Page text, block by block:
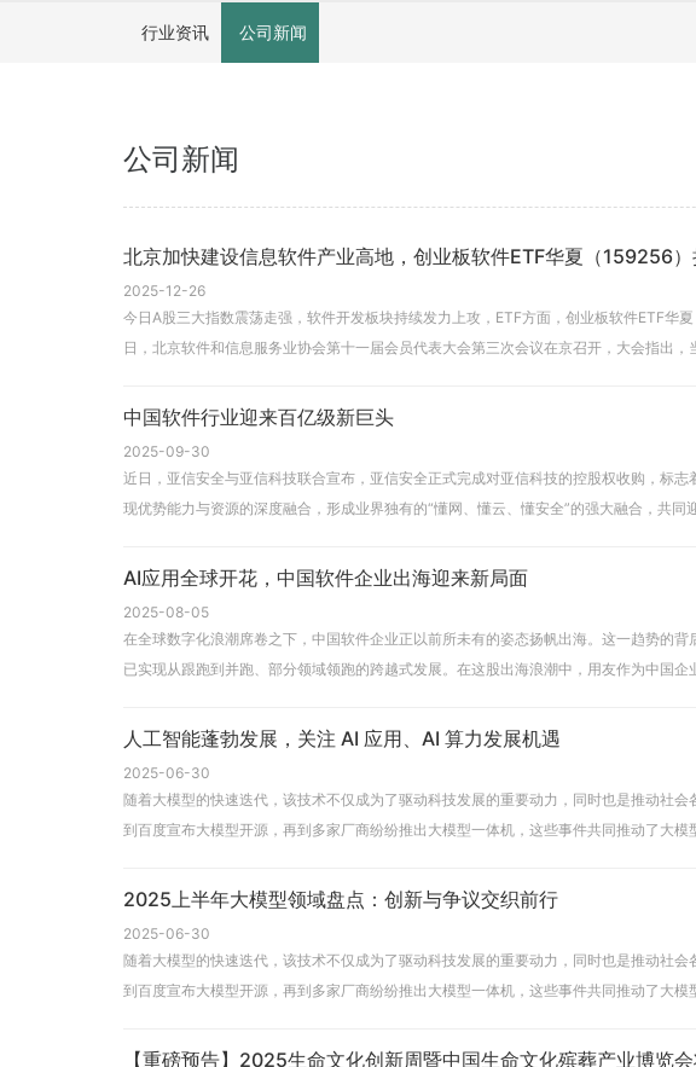
行业资讯 公司新闻
公司新闻
北京加快建设信息软件产业高地，创业板软件ETF华夏（159256
2025-12-26
今日A股三大指数震荡走强，软件开发板块持续发力上攻，ETF方面，创业板软件ETF华
日，北京软件和信息服务业协会第十一届会员代表大会第三次会议在京召开，大会指出
中国软件行业迎来百亿级新巨头
2025-09-30
近日，亚信安全与亚信科技联合宣布，亚信安全正式完成对亚信科技的控股权收购，标
现优势能力与资源的深度融合，形成业界独有的“懂网、懂云、懂安全”的强大融合，共
AI应用全球开花，中国软件企业出海迎来新局面
2025-08-05
在全球数字化浪潮席卷之下，中国软件企业正以前所未有的姿态扬帆出海。这一趋势的
已实现从跟跑到并跑、部分领域领跑的跨越式发展。在这股出海浪潮中，用友作为中国
人工智能蓬勃发展，关注 AI 应用、AI 算力发展机遇
2025-06-30
随着大模型的快速迭代，该技术不仅成为了驱动科技发展的重要动力，同时也是推动
到百度宣布大模型开源，再到多家厂商纷纷推出大模型一体机，这些事件共同推动了大
2025上半年大模型领域盘点：创新与争议交织前行
2025-06-30
随着大模型的快速迭代，该技术不仅成为了驱动科技发展的重要动力，同时也是推动
到百度宣布大模型开源，再到多家厂商纷纷推出大模型一体机，这些事件共同推动了大
【重磅预告】2025生命文化创新周暨中国生命文化殡葬产业博览